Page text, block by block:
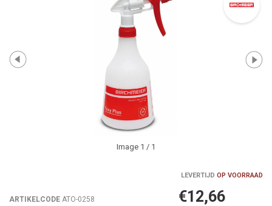
Image 1 / 1
LEVERTIJD OP VOORRAAD
ARTIKELCODE ATO-0258 €12,66